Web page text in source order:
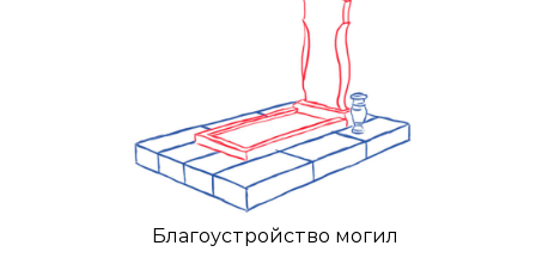
Благоустройство могил